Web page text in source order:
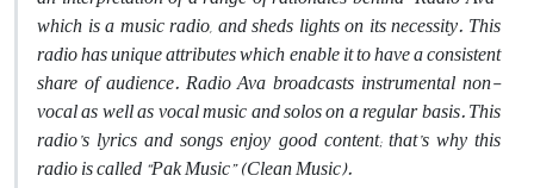
which is a music radio, and sheds lights on its necessity. This
radio has unique attributes which enable it to have a consistent
share of audience. Radio Ava broadcasts instrumental non-
vocal as well as vocal music and solos on a regular basis. This
radio’s lyrics and songs enjoy good content; that’s why this
radio is called “Pak Music” (Clean Music).